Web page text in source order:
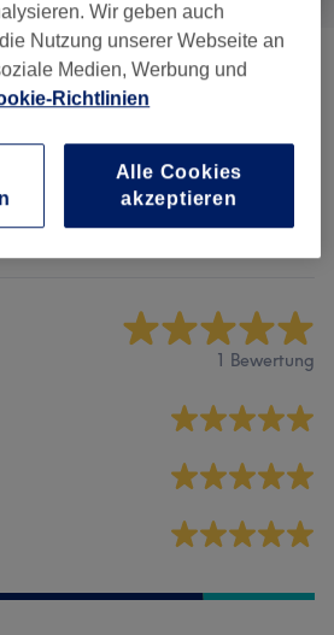
(1) ab 5 €
1 Bewertung
Wir geben auch
Nutzung unserer Webseite an
Medien, Werbung und
Richtlinien
Alle Cookies
akzeptieren